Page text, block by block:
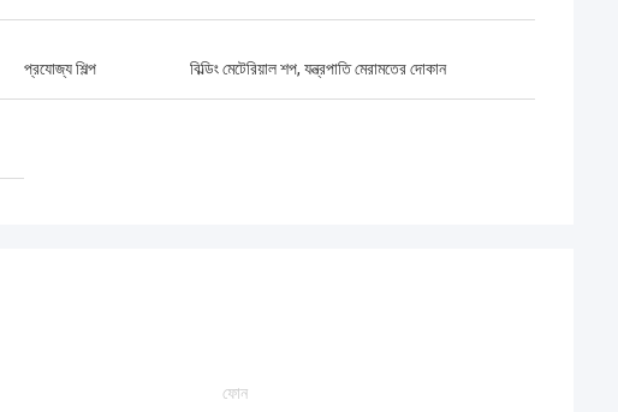
প্রযোজ্য শিল্প বিল্ডিং মেটেরিয়াল শপ, যন্ত্রপাতি মেরামতের দোকান